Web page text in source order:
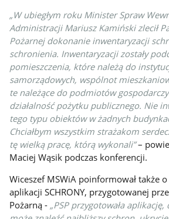
„W ubiegłym roku Minister Spraw
Administracji Mariusz Kamiński zlecił
Pożarnej dokonanie inwentaryzacji
schronienia. Inwentaryzacji zostały
pomieszczenia, które należą do
samorządowych, wspólnot
te należące do podmiotów
działalność pożytku publicznego. Nie
tego typu obiektów w żadnych
Chciałbym wszystkim strażakom
tę wielką pracę, którą wykonali”–
Maciej Wąsik podczas konferencji.
Wiceszef MSWiA poinformował także
aplikacji SCHRONY, przygotowanej
Pożarną - „PSP przygotowała